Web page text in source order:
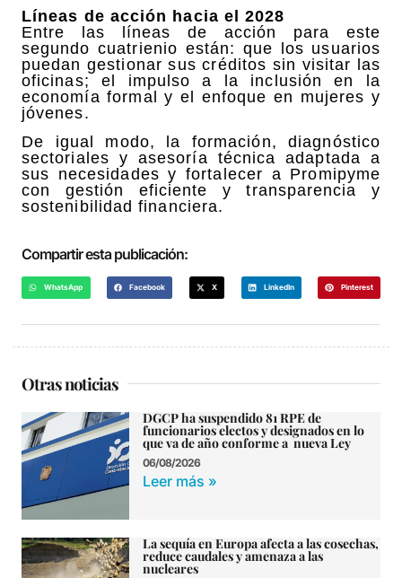
Líneas de acción hacia el 2028
Entre las líneas de acción para este
segundo cuatrienio están: que los usuarios
puedan gestionar sus créditos sin visitar las
oficinas; el impulso a la inclusión en la
economía formal y el enfoque en mujeres y
jóvenes.
De igual modo, la formación, diagnóstico
sectoriales y asesoría técnica adaptada a
sus necesidades y fortalecer a Promipyme
con gestión eficiente y transparencia y
sostenibilidad financiera.
Compartir esta publicación:
WhatsApp Facebook X LinkedIn Pinterest
Otras noticias
DGCP ha suspendido 81 RPE de
funcionarios electos y designados en lo
que va de año conforme a nueva Ley
06/08/2026
Leer más »
La sequía en Europa afecta a las cosechas,
reduce caudales y amenaza a las
nucleares